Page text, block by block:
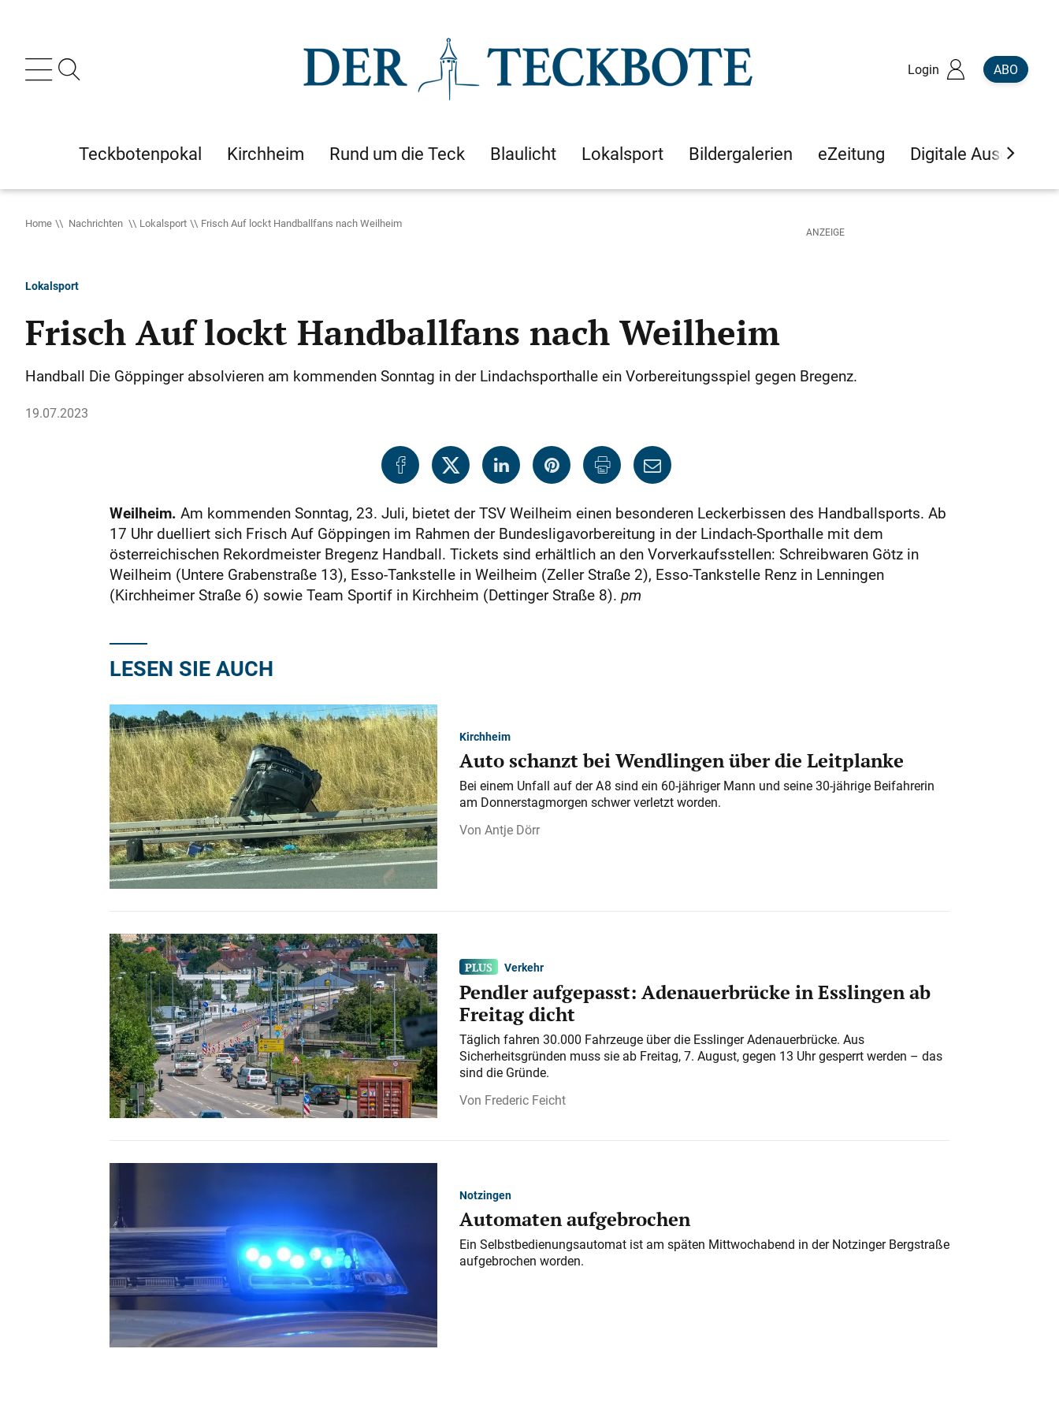
Login ABO
Teckbotenpokal Kirchheim Rund um die Teck Blaulicht Lokalsport Bildergalerien eZeitung Digitale Ausgaben
Home Nachrichten Lokalsport Frisch Auf lockt Handballfans nach Weilheim
Lokalsport
Frisch Auf lockt Handballfans nach Weilheim
Handball Die Göppinger absolvieren am kommenden Sonntag in der Lindachsporthalle ein Vorbereitungsspiel gegen Bregenz.
19.07.2023
Weilheim. Am kommenden Sonntag, 23. Juli, bietet der TSV Weilheim einen besonderen Leckerbissen des Handballsports. Ab
17 Uhr duelliert sich Frisch Auf Göppingen im Rahmen der Bundes­ligavorbereitung in der Lindach-Sporthalle mit dem
österreichischen Rekordmeister Bregenz Handball. Tickets sind erhältlich an den Vorverkaufsstellen: Schreibwaren Götz in
Weilheim (Untere Grabenstraße 13), Esso-Tankstelle in Weilheim (Zeller Straße 2), Esso-Tankstelle Renz in Lenningen
(Kirchheimer Straße 6) sowie Team Sportif in Kirchheim (Dettinger Straße 8). pm
LESEN SIE AUCH
Kirchheim
Auto schanzt bei Wendlingen über die Leitplanke
Bei einem Unfall auf der A 8 sind ein 60-jähriger Mann und seine 30-jährige Beifahrerin
am Donnerstagmorgen schwer verletzt worden.
Antje Dörr
Verkehr
Pendler aufgepasst: Adenauerbrücke in Esslingen ab
Freitag dicht
Täglich fahren 30.000 Fahrzeuge über die Esslinger Adenauerbrücke. Aus
Sicherheitsgründen muss sie ab Freitag, 7. August, gegen 13 Uhr gesperrt werden – das
sind die Gründe.
Frederic Feicht
Notzingen
Automaten aufgebrochen
Ein Selbstbedienungsautomat ist am späten Mittwochabend in der Notzinger Bergstraße
aufgebrochen worden.